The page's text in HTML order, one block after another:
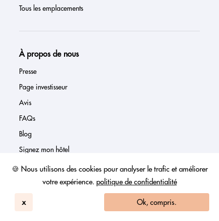
🍪 Nous utilisons des cookies pour analyser le trafic et améliorer
votre expérience. politique de confidentialité
x Ok, compris.
Tous les emplacements
À propos de nous
Presse
Page investisseur
Avis
FAQs
Blog
Signez mon hôtel
Connexion hôtelière
Nos politiques de vente